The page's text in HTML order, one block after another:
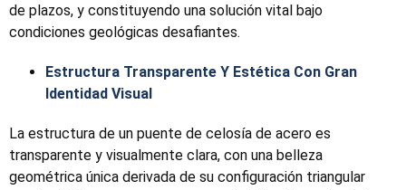
de plazos, y constituyendo una solución vital bajo
condiciones geológicas desafiantes.
Estructura Transparente Y Estética Con Gran
Identidad Visual
La estructura de un puente de celosía de acero es
transparente y visualmente clara, con una belleza
geométrica única derivada de su configuración triangular